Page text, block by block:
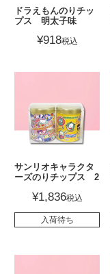
ドラえもんのりチッ
プス 明太子味
¥918税込
サンリオキャラクタ
ーズのりチップス 2
ゆず胡椒味）
¥1,836税込
入荷待ち